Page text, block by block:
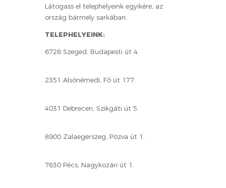
Látogass el telephelyeink egyikére, az
ország bármely sarkában:
TELEPHELYEINK:
6728 Szeged, Budapesti út 4.
2351 Alsónémedi, Fő út 177.
4031 Debrecen, Szikgáti út 5.
8900 Zalaegerszeg, Pózva út 1.
7630 Pécs, Nagykozári út 1.